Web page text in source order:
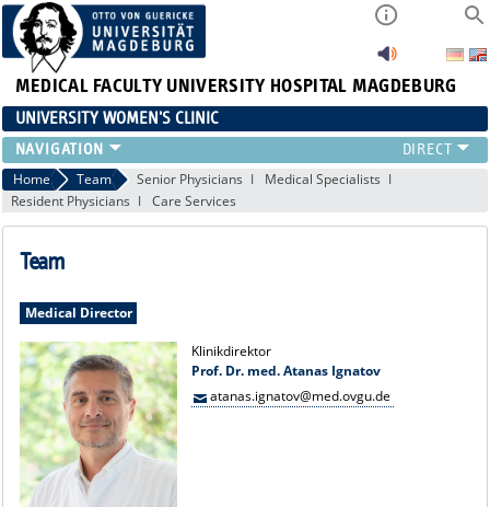
MEDICAL FACULTY UNIVERSITY HOSPITAL MAGDEBURG
UNIVERSITY WOMEN'S CLINIC
CLINIC
CONSULTATION HOURS
TEAM
TEACHING
CONTINUING EDUCATION
NEWS
Home Team Senior Physicians
Medical Specialists
Resident Physicians
Care Services
Team
Medical Director
Klinikdirektor
Prof. Dr. med. Atanas Ignatov
atanas.ignatov@med.ovgu.de